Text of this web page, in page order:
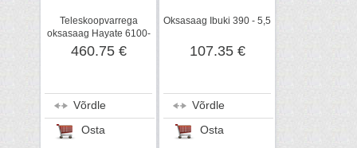
Teleskoopvarrega
oksasaag Hayate 6100-
6,5
460.75 €
Võrdle
Osta
Oksasaag Ibuki 390 - 5,5
107.35 €
Võrdle
Osta